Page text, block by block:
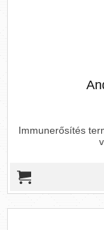
Immunerősítés